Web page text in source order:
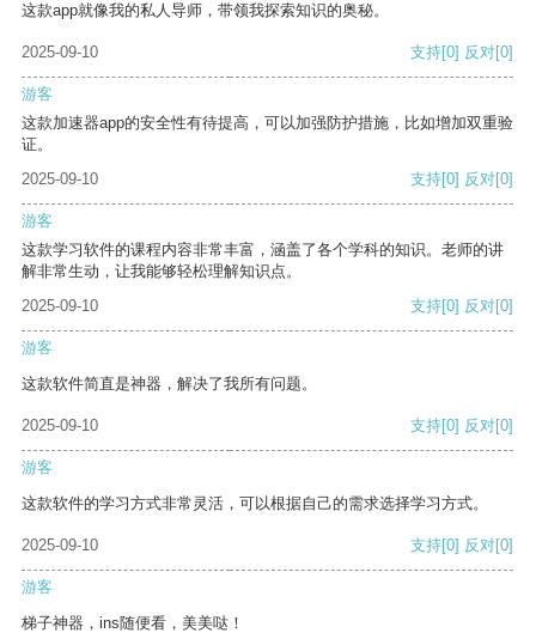
这款app就像我的私人导师，带领我探索知识的奥秘。
2025-09-10 支持[0] 反对[0]
游客
这款加速器app的安全性有待提高，可以加强防护措施，比如增加双重验
证。
2025-09-10
支持[0] 反对[0]
游客
这款学习软件的课程内容非常丰富，涵盖了各个学科的知识。老师的讲
解非常生动，让我能够轻松理解知识点。
2025-09-10
支持[0] 反对[0]
游客
这款软件简直是神器，解决了我所有问题。
2025-09-10 支持[0] 反对[0]
游客
这款软件的学习方式非常灵活，可以根据自己的需求选择学习方式。
2025-09-10 支持[0] 反对[0]
游客
梯子神器，ins随便看，美美哒！